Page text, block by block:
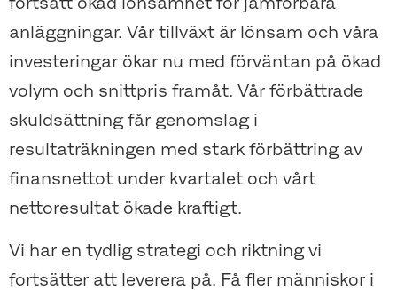
anläggningar. Vår tillväxt är lönsam och våra
investeringar ökar nu med förväntan på ökad
volym och snittpris framåt. Vår förbättrade
skuldsättning får genomslag i
resultaträkningen med stark förbättring av
finansnettot under kvartalet och vårt
nettoresultat ökade kraftigt.
Vi har en tydlig strategi och riktning vi
fortsätter att leverera på. Få fler människor i